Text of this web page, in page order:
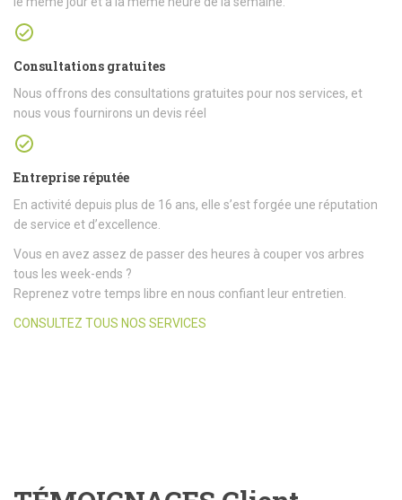
Consultations gratuites
Nous offrons des consultations gratuites pour nos services, et
nous vous fournirons un devis réel
Entreprise réputée
En activité depuis plus de 16 ans, elle s’est forgée une réputation
de service et d’excellence.
Vous en avez assez de passer des heures à couper vos arbres
tous les week-ends ?
Reprenez votre temps libre en nous confiant leur entretien.
CONSULTEZ TOUS NOS SERVICES